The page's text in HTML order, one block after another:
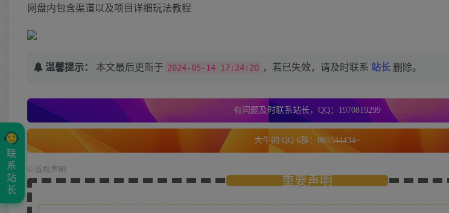
网盘内包含渠道以及项目详细玩法教程
温馨提示： 本文最后更新于 2024-05-14 17:24:20 ，若已失效，请及时联系 站长 删除。
有问题及时联系站长，QQ：1970819299
大牛的 QQ 6群：865544434~
版权声明
重要声明
联
系
站
长